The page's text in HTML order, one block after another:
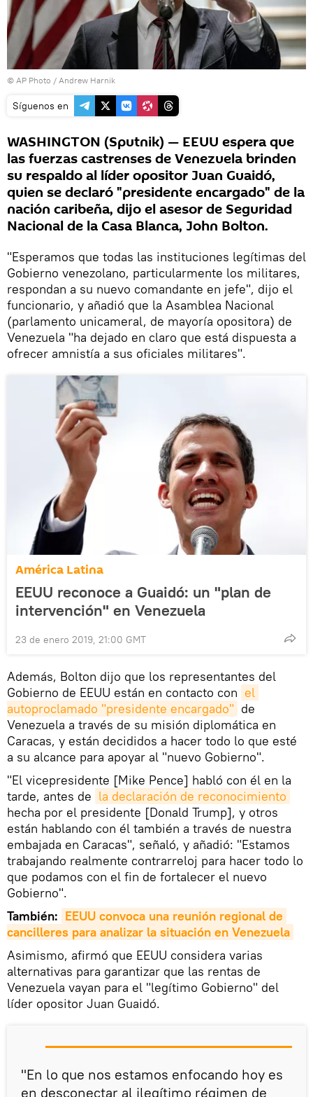
© AP Photo / Andrew Harnik
Síguenos en
WASHINGTON (Sputnik) — EEUU espera que
las fuerzas castrenses de Venezuela brinden
su respaldo al líder opositor Juan Guaidó,
quien se declaró "presidente encargado" de la
nación caribeña, dijo el asesor de Seguridad
Nacional de la Casa Blanca, John Bolton.
"Esperamos que todas las instituciones legítimas del
Gobierno venezolano, particularmente los militares,
respondan a su nuevo comandante en jefe", dijo el
funcionario, y añadió que la Asamblea Nacional
(parlamento unicameral, de mayoría opositora) de
Venezuela "ha dejado en claro que está dispuesta a
ofrecer amnistía a sus oficiales militares".
América Latina
EEUU reconoce a Guaidó: un "plan de
intervención" en Venezuela
23 de enero 2019, 21:00 GMT
Además, Bolton dijo que los representantes del
Gobierno de EEUU están en contacto con el
autoproclamado "presidente encargado" de
Venezuela a través de su misión diplomática en
Caracas, y están decididos a hacer todo lo que esté
a su alcance para apoyar al "nuevo Gobierno".
"El vicepresidente [Mike Pence] habló con él en la
tarde, antes de la declaración de reconocimiento
hecha por el presidente [Donald Trump], y otros
están hablando con él también a través de nuestra
embajada en Caracas", señaló, y añadió: "Estamos
trabajando realmente contrarreloj para hacer todo lo
que podamos con el fin de fortalecer el nuevo
Gobierno".
También: EEUU convoca una reunión regional de
cancilleres para analizar la situación en Venezuela
Asimismo, afirmó que EEUU considera varias
alternativas para garantizar que las rentas de
Venezuela vayan para el "legítimo Gobierno" del
líder opositor Juan Guaidó.
"En lo que nos estamos enfocando hoy es
en desconectar al ilegítimo régimen de